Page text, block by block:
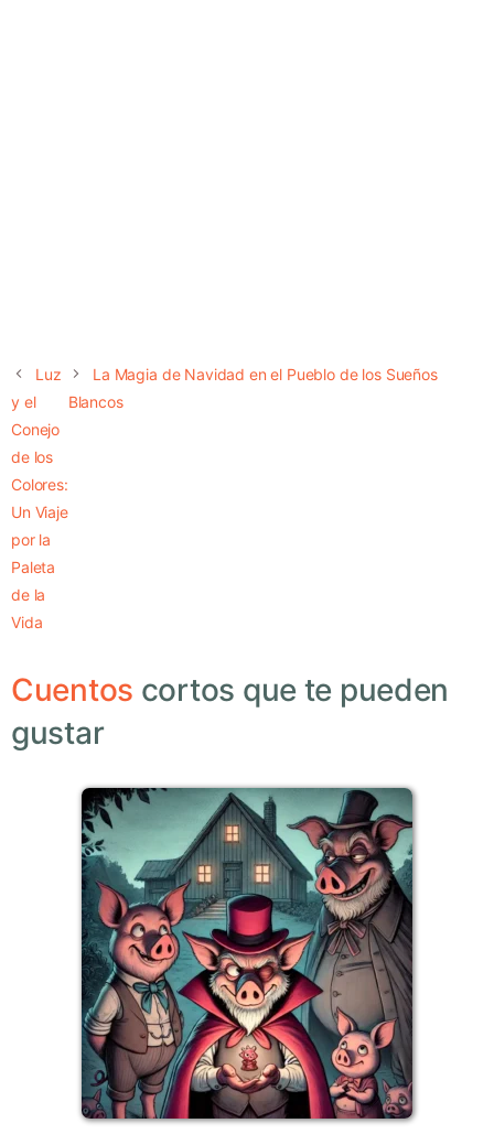
Luz
y el
Conejo
de los
Colores:
Un Viaje
por la
Paleta
de la
Vida
La Magia de Navidad en el Pueblo de los Sueños
Blancos
Cuentos cortos que te pueden
gustar